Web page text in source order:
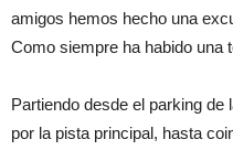
amigos hemos hecho una
Como siempre ha habido una
Partiendo desde el parking
por la pista principal, hasta